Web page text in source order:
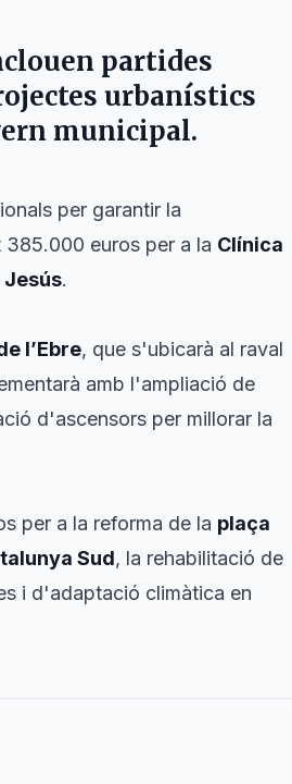
partides
urbanístics
municipal.
per garantir la
euros per a la Clínica
Jesús.
l’Ebre, que s'ubicarà al raval
amb l'ampliació de
d'ascensors per millorar la
per a la reforma de la plaça
Sud, la rehabilitació de
i d'adaptació climàtica en